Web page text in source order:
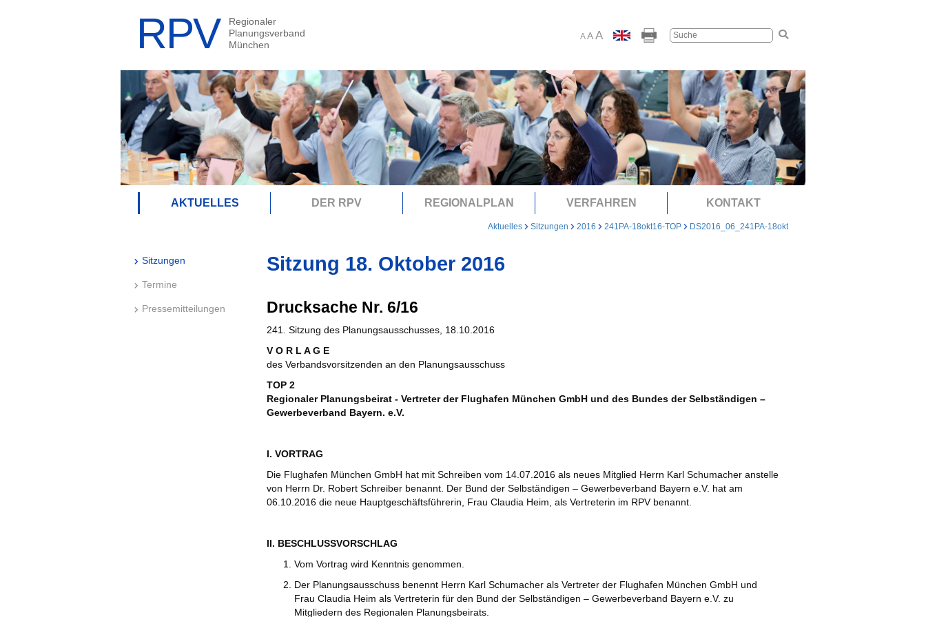
A AA
AKTUELLES DER RPV REGIONALPLAN VERFAHREN KONTAKT
Aktuelles Sitzungen 2016 241PA-18okt16-TOP DS2016_06_241PA-18okt
Sitzungen
Termine
Pressemitteilungen
Sitzung 18. Oktober 2016
Drucksache Nr. 6/16
241. Sitzung des Planungsausschusses, 18.10.2016
V O R L A G E
des Verbandsvorsitzenden an den Planungsausschuss
TOP 2
Regionaler Planungsbeirat - Vertreter der Flughafen München GmbH und des Bundes der Selbständigen –
Gewerbeverband Bayern. e.V.
I. VORTRAG
Die Flughafen München GmbH hat mit Schreiben vom 14.07.2016 als neues Mitglied Herrn Karl Schumacher anstelle
von Herrn Dr. Robert Schreiber benannt. Der Bund der Selbständigen – Gewerbeverband Bayern e.V. hat am
06.10.2016 die neue Hauptgeschäftsführerin, Frau Claudia Heim, als Vertreterin im RPV benannt.
II. BESCHLUSSVORSCHLAG
Vom Vortrag wird Kenntnis genommen.
Der Planungsausschuss benennt Herrn Karl Schumacher als Vertreter der Flughafen München GmbH und
Frau Claudia Heim als Vertreterin für den Bund der Selbständigen – Gewerbeverband Bayern e.V. zu
Mitgliedern des Regionalen Planungsbeirats.